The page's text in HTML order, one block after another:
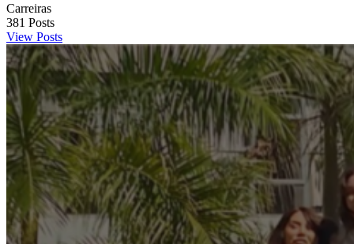
Carreiras
381 Posts
View Posts